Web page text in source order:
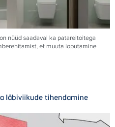
nüüd saadaval ka patareitoitega
et muuta loputamine
läbiviikude tihendamine